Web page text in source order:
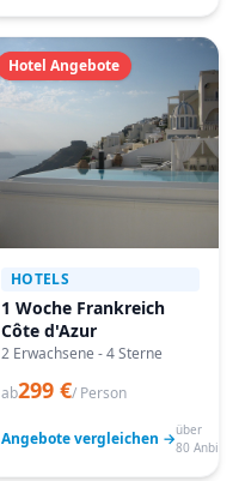
Hotel Angebote
HOTELS
1 Woche Frankreich
Côte d'Azur
2 Erwachsene - 4 Sterne
ab299 €/ Person
Angebote vergleichen →über
80